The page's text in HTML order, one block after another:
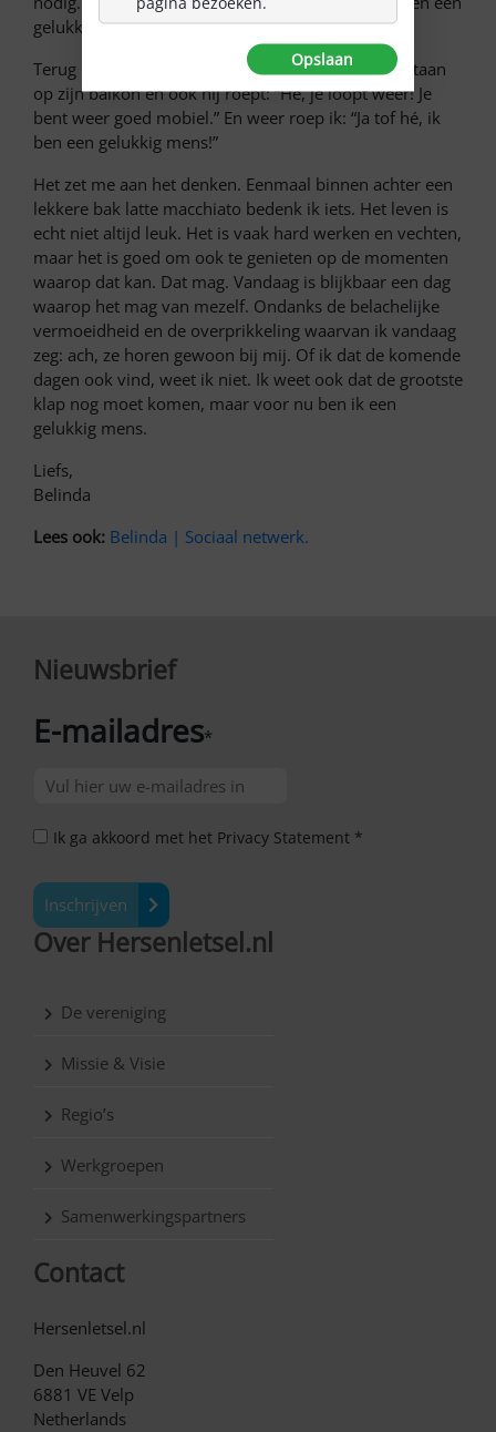
gelukkig mens!
Terug naar ons appartement zie ik een buurman staan
op zijn balkon en ook hij roept: “Hé, je loopt weer! Je
bent weer goed mobiel.” En weer roep ik: “Ja tof hé, ik
ben een gelukkig mens!”
Het zet me aan het denken. Eenmaal binnen achter een
lekkere bak latte macchiato bedenk ik iets. Het leven is
echt niet altijd leuk. Het is vaak hard werken en vechten,
maar het is goed om ook te genieten op de momenten
waarop dat kan. Dat mag. Vandaag is blijkbaar een dag
waarop het mag van mezelf. Ondanks de belachelijke
vermoeidheid en de overprikkeling waarvan ik vandaag
zeg: ach, ze horen gewoon bij mij. Of ik dat de komende
dagen ook vind, weet ik niet. Ik weet ook dat de grootste
klap nog moet komen, maar voor nu ben ik een
gelukkig mens.
Liefs,
Belinda
Lees ook: Belinda | Sociaal netwerk.
Nieuwsbrief
E-mailadres*
Ik ga akkoord met het Privacy Statement *
Inschrijven
Over Hersenletsel.nl
De vereniging
Missie & Visie
Regio’s
Werkgroepen
Samenwerkingspartners
Contact
Hersenletsel.nl
Den Heuvel 62
6881 VE Velp
Netherlands
Opslaan